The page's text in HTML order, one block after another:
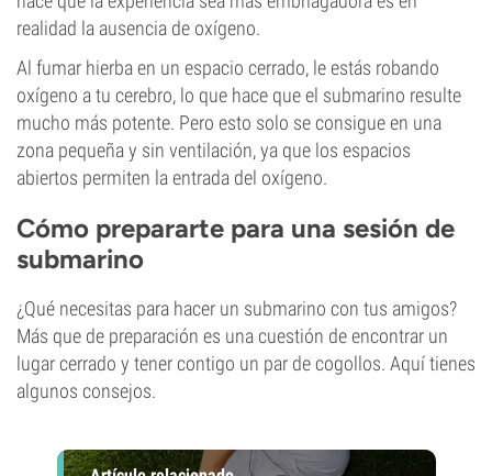
realidad la ausencia de oxígeno.
Al fumar hierba en un espacio cerrado, le estás robando
oxígeno a tu cerebro, lo que hace que el submarino resulte
mucho más potente. Pero esto solo se consigue en una
zona pequeña y sin ventilación, ya que los espacios
abiertos permiten la entrada del oxígeno.
Cómo prepararte para una sesión de
submarino
¿Qué necesitas para hacer un submarino con tus amigos?
Más que de preparación es una cuestión de encontrar un
lugar cerrado y tener contigo un par de cogollos. Aquí tienes
algunos consejos.